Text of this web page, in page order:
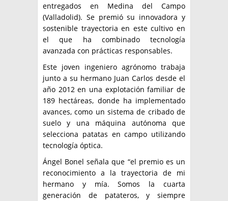
entregados en Medina del Campo
(Valladolid). Se premió su innovadora y
sostenible trayectoria en este cultivo en
el que ha combinado tecnología
avanzada con prácticas responsables.
Este joven ingeniero agrónomo trabaja
junto a su hermano Juan Carlos desde el
año 2012 en una explotación familiar de
189 hectáreas, donde ha implementado
avances, como un sistema de cribado de
suelo y una máquina autónoma que
selecciona patatas en campo utilizando
tecnología óptica.
Ángel Bonel señala que “el premio es un
reconocimiento a la trayectoria de mi
hermano y mía. Somos la cuarta
generación de patateros, y siempre